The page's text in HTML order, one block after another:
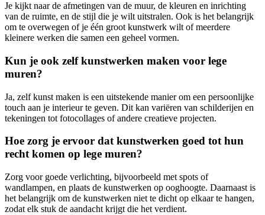
Je kijkt naar de afmetingen van de muur, de kleuren en inrichting
van de ruimte, en de stijl die je wilt uitstralen. Ook is het belangrijk
om te overwegen of je één groot kunstwerk wilt of meerdere
kleinere werken die samen een geheel vormen.
Kun je ook zelf kunstwerken maken voor lege
muren?
Ja, zelf kunst maken is een uitstekende manier om een persoonlijke
touch aan je interieur te geven. Dit kan variëren van schilderijen en
tekeningen tot fotocollages of andere creatieve projecten.
Hoe zorg je ervoor dat kunstwerken goed tot hun
recht komen op lege muren?
Zorg voor goede verlichting, bijvoorbeeld met spots of
wandlampen, en plaats de kunstwerken op ooghoogte. Daarnaast is
het belangrijk om de kunstwerken niet te dicht op elkaar te hangen,
zodat elk stuk de aandacht krijgt die het verdient.